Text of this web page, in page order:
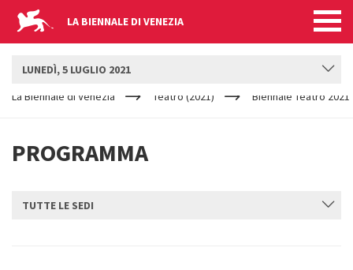
LA BIENNALE DI VENEZIA
YOUR
ARE
La Biennale di Venezia Teatro (2021) Biennale Teatro 2021
PROGRAMMA
LUNEDÌ, 5 LUGLIO 2021
TUTTE LE SEDI